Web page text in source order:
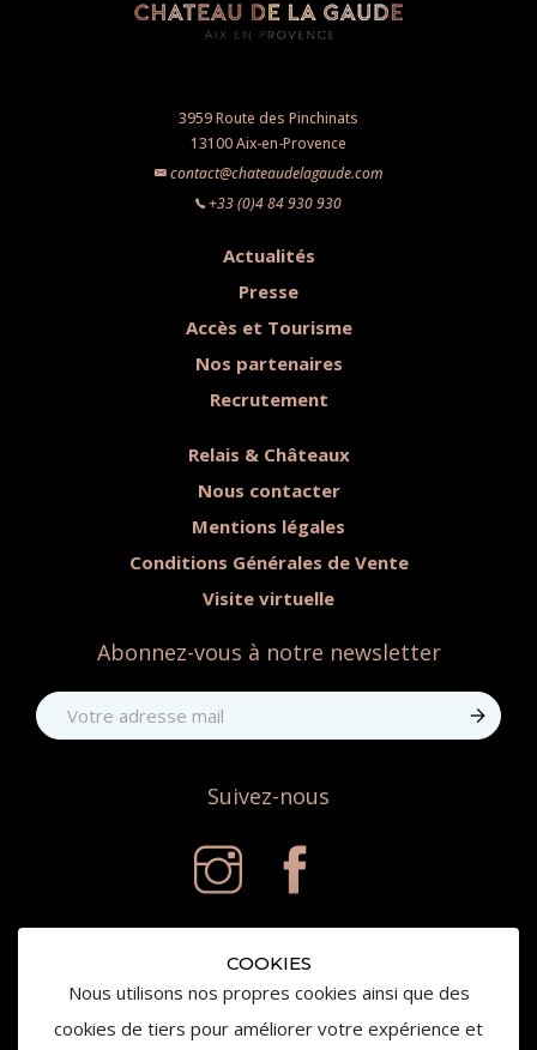
COOKIES
Nous utilisons nos propres cookies ainsi que des
cookies de tiers pour améliorer votre expérience et
3959 Route des Pinchinats
13100 Aix-en-Provence
contact@chateaudelagaude.com
+33 (0)4 84 930 930
Actualités
Presse
Accès et Tourisme
Nos partenaires
Recrutement
Relais & Châteaux
Nous contacter
Mentions légales
Conditions Générales de Vente
Visite virtuelle
Abonnez-vous à notre newsletter
Suivez-nous